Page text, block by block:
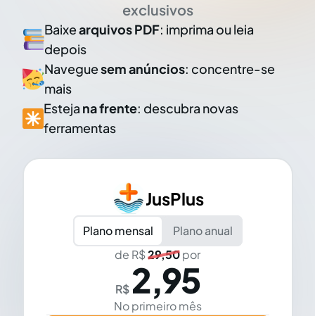
exclusivos
Baixearquivos PDF: imprima ou leia
depois
Naveguesem anúncios: concentre-se
mais
Esteja na frente: descubra novas
ferramentas
JusPlus
Plano mensal
Plano anual
de R$29,50por
R$ 2,95
No primeiro mês